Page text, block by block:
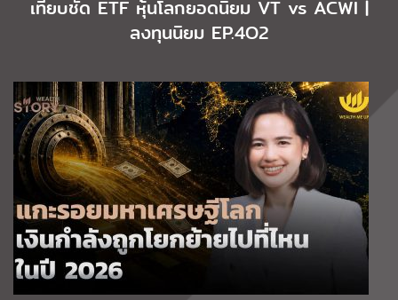
เทียบชัด ETF หุ้นโลกยอดนิยม VT vs ACWI |
ลงทุนนิยม EP.4O2